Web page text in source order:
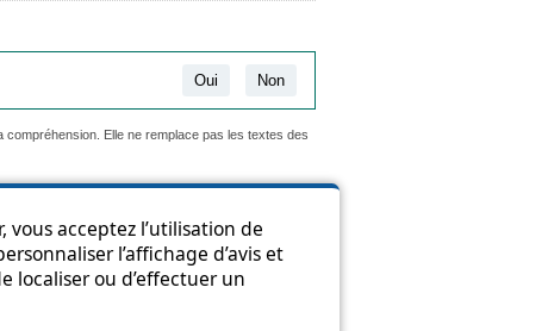
acceptez l’utilisation de
l’affichage d’avis et
localiser ou d’effectuer un
Oui Non
Elle ne remplace pas les textes des